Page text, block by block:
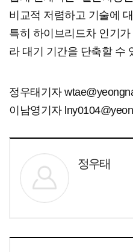
비교적 저렴하고 기술에
특히 하이브리드차 인기
라 대기 기간을 단축할 수
정우태기자
이남영기자
정우태